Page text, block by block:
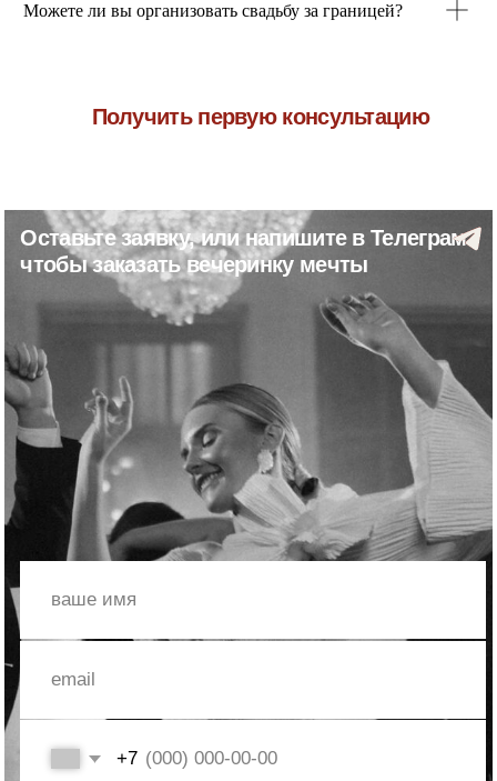
Можете ли вы организовать свадьбу за границей?